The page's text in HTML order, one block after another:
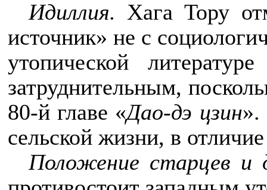
Идиллия. Хага Тору
источник» не с
утопической
затруднительным,
80-й главе «Дао-дэ цзин».
сельской жизни, в
Положение старцев и